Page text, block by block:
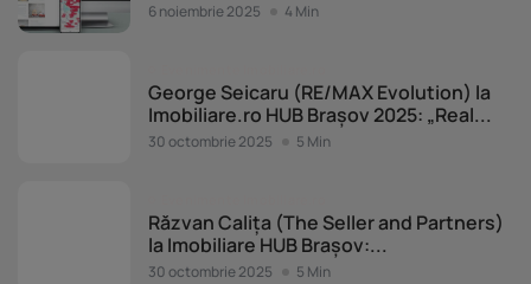
6 noiembrie 2025 4 Min
George Seicaru (RE/MAX Evolution) la
Imobiliare.ro HUB Brașov 2025: „Real...
30 octombrie 2025 5 Min
Răzvan Calița (The Seller and Partners)
la Imobiliare HUB Brașov:...
30 octombrie 2025 5 Min